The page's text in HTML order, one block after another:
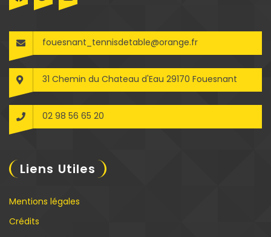
fouesnant_tennisdetable@orange.fr
31 Chemin du Chateau d'Eau 29170 Fouesnant
02 98 56 65 20
Liens Utiles
Mentions légales
Crédits